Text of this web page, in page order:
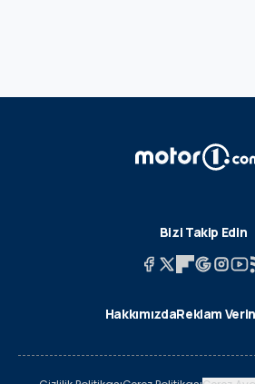
Bizi Takip Edin
HakkımızdaReklam Verin